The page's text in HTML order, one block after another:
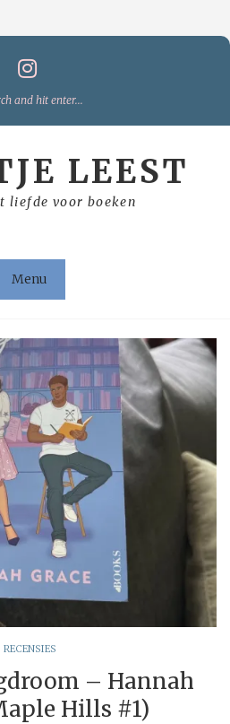
LEEST
liefde voor boeken
Menu
RECENSIES
– Hannah
Hills #1)